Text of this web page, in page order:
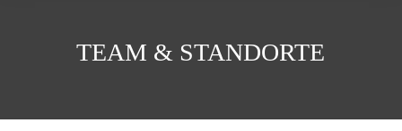
TEAM & STANDORTE